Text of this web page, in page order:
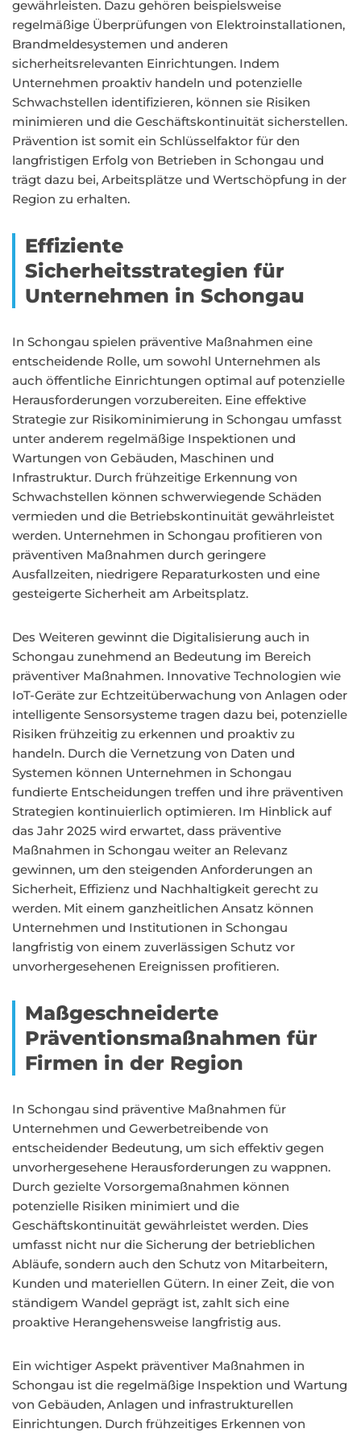
gewährleisten. Dazu gehören beispielsweise
regelmäßige Überprüfungen von Elektroinstallationen,
Brandmeldesystemen und anderen
sicherheitsrelevanten Einrichtungen. Indem
Unternehmen proaktiv handeln und potenzielle
Schwachstellen identifizieren, können sie Risiken
minimieren und die Geschäftskontinuität sicherstellen.
Prävention ist somit ein Schlüsselfaktor für den
langfristigen Erfolg von Betrieben in Schongau und
trägt dazu bei, Arbeitsplätze und Wertschöpfung in der
Region zu erhalten.
Effiziente
Sicherheitsstrategien für
Unternehmen in Schongau
In Schongau spielen präventive Maßnahmen eine
entscheidende Rolle, um sowohl Unternehmen als
auch öffentliche Einrichtungen optimal auf potenzielle
Herausforderungen vorzubereiten. Eine effektive
Strategie zur Risikominimierung in Schongau umfasst
unter anderem regelmäßige Inspektionen und
Wartungen von Gebäuden, Maschinen und
Infrastruktur. Durch frühzeitige Erkennung von
Schwachstellen können schwerwiegende Schäden
vermieden und die Betriebskontinuität gewährleistet
werden. Unternehmen in Schongau profitieren von
präventiven Maßnahmen durch geringere
Ausfallzeiten, niedrigere Reparaturkosten und eine
gesteigerte Sicherheit am Arbeitsplatz.
Des Weiteren gewinnt die Digitalisierung auch in
Schongau zunehmend an Bedeutung im Bereich
präventiver Maßnahmen. Innovative Technologien wie
IoT-Geräte zur Echtzeitüberwachung von Anlagen oder
intelligente Sensorsysteme tragen dazu bei, potenzielle
Risiken frühzeitig zu erkennen und proaktiv zu
handeln. Durch die Vernetzung von Daten und
Systemen können Unternehmen in Schongau
fundierte Entscheidungen treffen und ihre präventiven
Strategien kontinuierlich optimieren. Im Hinblick auf
das Jahr 2025 wird erwartet, dass präventive
Maßnahmen in Schongau weiter an Relevanz
gewinnen, um den steigenden Anforderungen an
Sicherheit, Effizienz und Nachhaltigkeit gerecht zu
werden. Mit einem ganzheitlichen Ansatz können
Unternehmen und Institutionen in Schongau
langfristig von einem zuverlässigen Schutz vor
unvorhergesehenen Ereignissen profitieren.
Maßgeschneiderte
Präventionsmaßnahmen für
Firmen in der Region
In Schongau sind präventive Maßnahmen für
Unternehmen und Gewerbetreibende von
entscheidender Bedeutung, um sich effektiv gegen
unvorhergesehene Herausforderungen zu wappnen.
Durch gezielte Vorsorgemaßnahmen können
potenzielle Risiken minimiert und die
Geschäftskontinuität gewährleistet werden. Dies
umfasst nicht nur die Sicherung der betrieblichen
Abläufe, sondern auch den Schutz von Mitarbeitern,
Kunden und materiellen Gütern. In einer Zeit, die von
ständigem Wandel geprägt ist, zahlt sich eine
proaktive Herangehensweise langfristig aus.
Ein wichtiger Aspekt präventiver Maßnahmen in
Schongau ist die regelmäßige Inspektion und Wartung
von Gebäuden, Anlagen und infrastrukturellen
Einrichtungen. Durch frühzeitiges Erkennen von